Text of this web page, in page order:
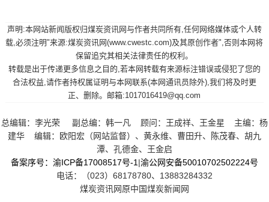
声明:本网站新闻版权归煤炭资讯网与作者共同所有,任何网络媒体或个人转
载,必须注明"来源:煤炭资讯网(www.cwestc.com)及其原创作者",否则本网将
保留追究其相关法律责任的权利。
转载是出于传递更多信息之目的,若本网转载有来源标注错误或侵犯了您的
合法权益,请作者持权属证明与本网联系(本网通讯员除外),我们将及时更
正、删除。邮箱:1017016419@qq.com
总编辑：李光荣 副总编：韩一凡 顾问：王成祥、王金星 主编：杨
建华 编辑：欧阳宏（网站监督）、黄永维、曹田升、陈茂春、胡九
潭、孔德金、王金启
备案序号：渝ICP备17008517号-1 |渝公网安备50010702502224号
电话：（023）68178780、13883284332
煤炭资讯网原中国煤炭新闻网